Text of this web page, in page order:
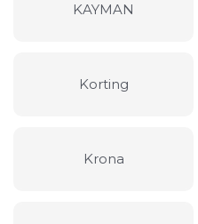
KAYMAN
Korting
Krona